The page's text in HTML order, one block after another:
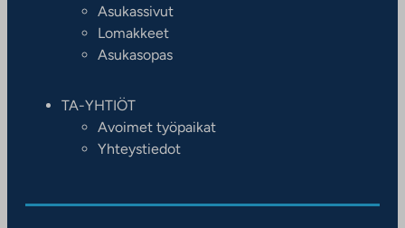
Asukassivut
Lomakkeet
Asukasopas
TA-YHTIÖT
Avoimet työpaikat
Yhteystiedot